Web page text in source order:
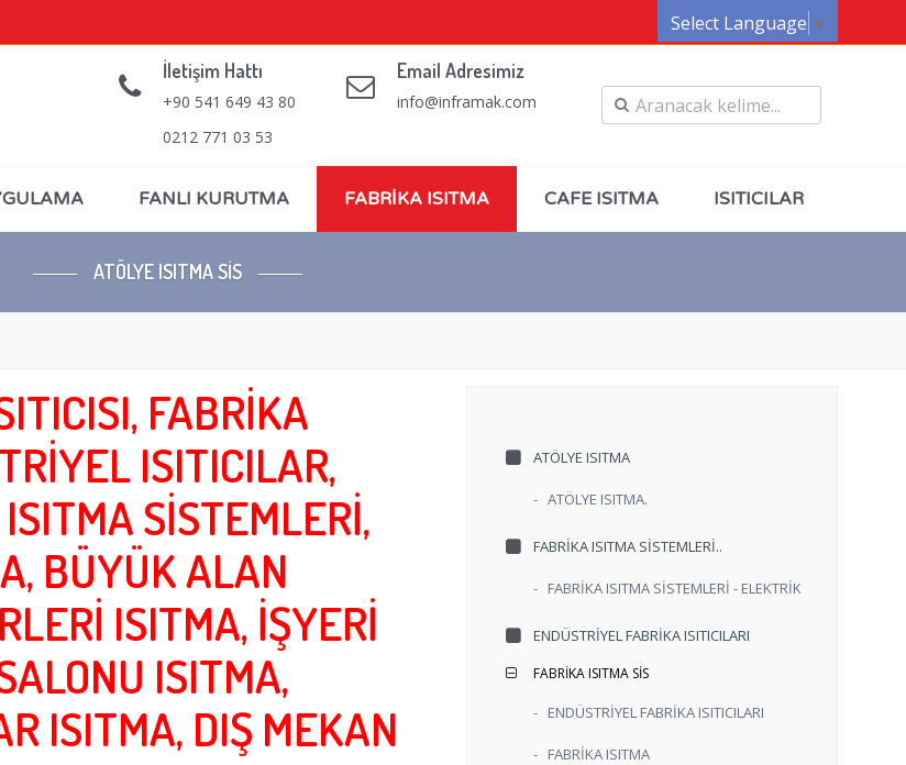
Select Language ▼
İletişim Hattı
+90 541 649 43 80
0212 771 03 53
Email Adresimiz
info@inframak.com
FANLI KURUTMA FABRİKA ISITMA CAFE ISITMA ISITICILAR
ATÖLYE ISITMA SİS
FABRİKA
ISITICILAR,
SİSTEMLERİ,
BÜYÜK ALAN
ISITMA, İŞYERİ
ISITMA,
ISITMA, DIŞ MEKAN
ATÖLYE ISITMA
- ATÖLYE ISITMA.
FABRİKA ISITMA SİSTEMLERİ..
- FABRİKA ISITMA SİSTEMLERİ - ELEKTRİK
ENDÜSTRİYEL FABRİKA ISITICILARI
FABRİKA ISITMA SİS
- ENDÜSTRİYEL FABRİKA ISITICILARI
- FABRİKA ISITMA